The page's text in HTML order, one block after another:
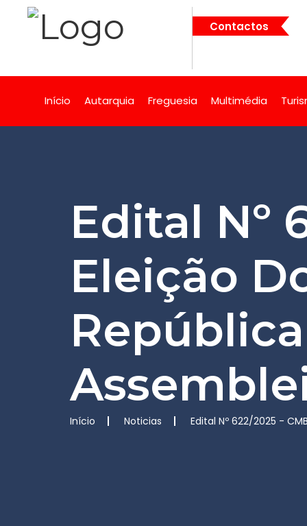
Contactos
Início Autarquia Freguesia Multimédia
Edital Nº
Eleição
Início Noticias Edital Nº 622/2025 -